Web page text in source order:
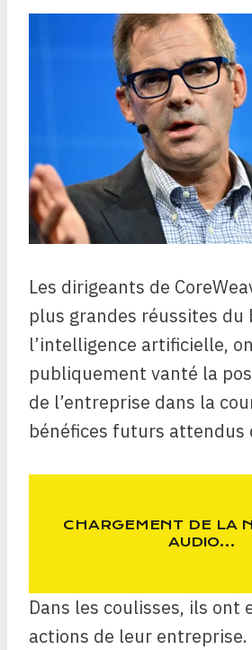
Les dirigeants de
plus grandes réussites du
l’intelligence artificielle,
publiquement vanté la
de l’entreprise dans la
bénéfices futurs attendus
CHARGEMENT DE LA
AUDIO…
Dans les coulisses, ils ont
actions de leur entreprise.